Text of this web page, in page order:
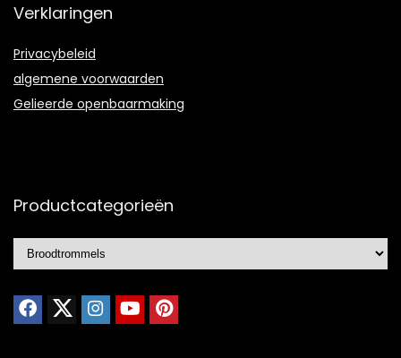
Verklaringen
Privacybeleid
algemene voorwaarden
Gelieerde openbaarmaking
Productcategorieën